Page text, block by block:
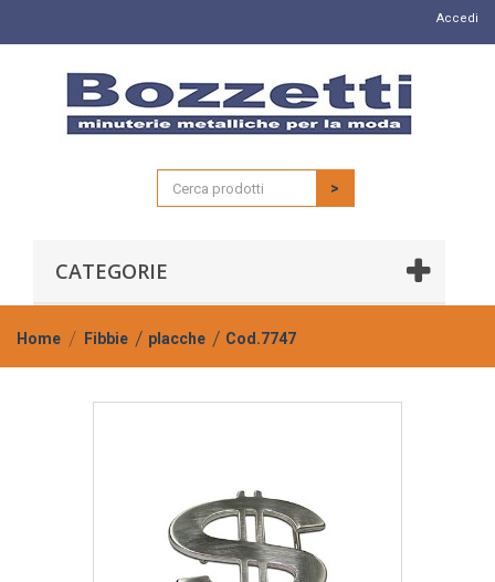
Accedi
>
CATEGORIE
Home Fibbie placche Cod.7747